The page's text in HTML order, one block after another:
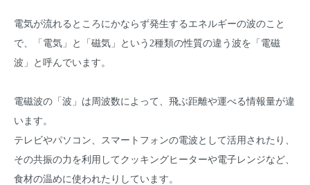
電気が流れるところにかならず発生するエネルギーの波のこと
で、「電気」と「磁気」という2種類の性質の違う波を「電磁
波」と呼んでいます。
電磁波の「波」は周波数によって、飛ぶ距離や運べる情報量が違
います。
テレビやパソコン、スマートフォンの電波として活用されたり、
その共振の力を利用してクッキングヒーターや電子レンジなど、
食材の温めに使われたりしています。